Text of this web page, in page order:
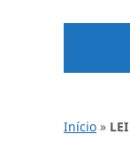
Início »